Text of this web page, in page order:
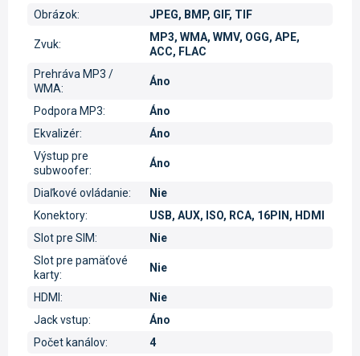
Obrázok: JPEG, BMP, GIF, TIF
Zvuk:
MP3, WMA, WMV, OGG, APE,
ACC, FLAC
Prehráva MP3 /
WMA:
Áno
Podpora MP3:
Áno
Ekvalizér:
Áno
Výstup pre
subwoofer:
Áno
Diaľkové ovládanie:
Nie
Konektory:
USB, AUX, ISO, RCA, 16PIN, HDMI
Slot pre SIM:
Nie
Slot pre pamäťové
karty:
Nie
HDMI :
Nie
Jack vstup:
Áno
Počet kanálov:
4